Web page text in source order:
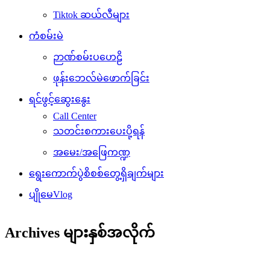
Tiktok ဆယ်လီများ
ကံစမ်းမဲ
ဉာဏ်စမ်းပဟေဠိ
ဖုန်းဘေလ်မဲဖောက်ခြင်း
ရင်ဖွင့်ဆွေးနွေး
Call Center
သတင်းစကားပေးပို့ရန်
အမေး/အဖြေကဏ္ဍ
ရွေးကောက်ပွဲစိစစ်တွေ့ရှိချက်များ
ပျိုမေVlog
Archives များနှစ်အလိုက်